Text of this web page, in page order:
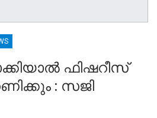
ഫിഷറീസ്
: സജി